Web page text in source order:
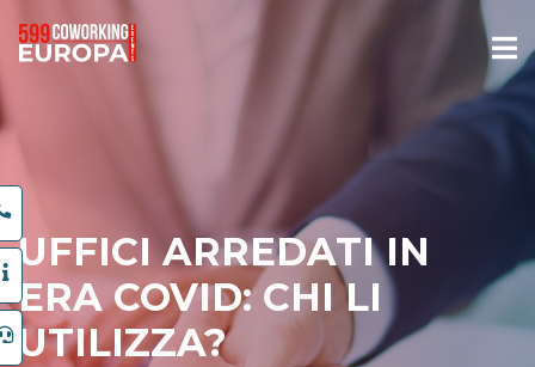
UFFICI ARREDATI IN
ERA COVID: CHI LI
UTILIZZA?